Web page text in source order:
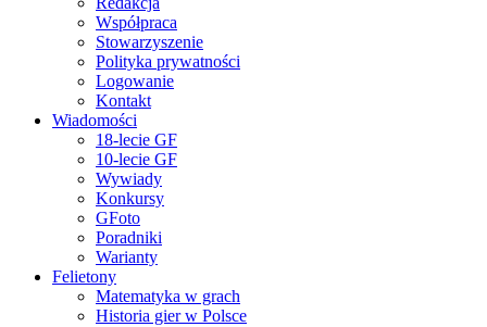
Współpraca
Stowarzyszenie
Polityka prywatności
Logowanie
Kontakt
Wiadomości
18-lecie GF
10-lecie GF
Wywiady
Konkursy
GFoto
Poradniki
Warianty
Felietony
Matematyka w grach
Historia gier w Polsce